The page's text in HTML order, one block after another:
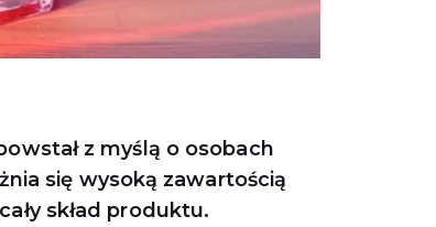
z myślą o osobach
się wysoką zawartością
skład produktu.